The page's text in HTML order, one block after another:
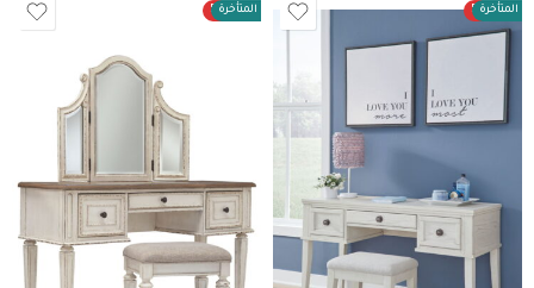
50%المتأخرة 50%الطلبات المتأخرة